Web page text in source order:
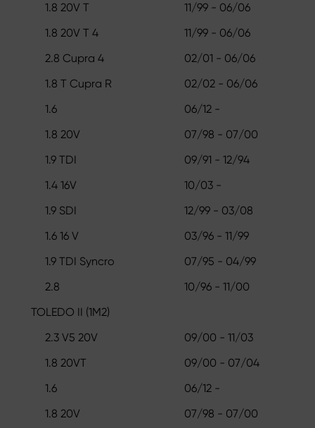
1.8 20V T
11/99 - 06/06
1.8 20V T 4
11/99 - 06/06
2.8 Cupra 4
02/01 - 06/06
1.8 T Cupra R
02/02 - 06/06
1.6
06/12 -
1.8 20V
07/98 - 07/00
1.9 TDI
09/91 - 12/94
1.4 16V
10/03 -
1.9 SDI
12/99 - 03/08
1.6 16 V
03/96 - 11/99
1.9 TDI Syncro
07/95 - 04/99
2.8
10/96 - 11/00
TOLEDO II (1M2)
2.3 V5 20V
09/00 - 11/03
1.8 20VT
09/00 - 07/04
1.6
06/12 -
1.8 20V
07/98 - 07/00